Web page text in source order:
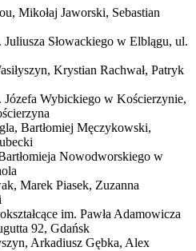
Mikołaj Jaworski, Sebastian
Słowackiego w Elblągu, ul.
Krystian Rachwał, Patryk
Józefa Wybickiego w Kościerzynie,
Bartłomiej Męczykowski,
Nowodworskiego w
Marek Piasek, Zuzanna
im. Pawła Adamowicza
92, Gdańsk
Arkadiusz Gębka, Alex